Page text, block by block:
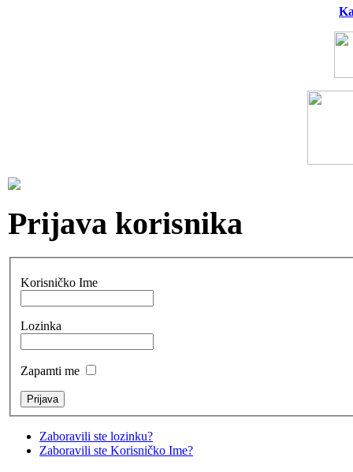
Prijava korisnika
Korisničko Ime
Lozinka
Zapamti me
Zaboravili ste lozinku?
Zaboravili ste Korisničko Ime?